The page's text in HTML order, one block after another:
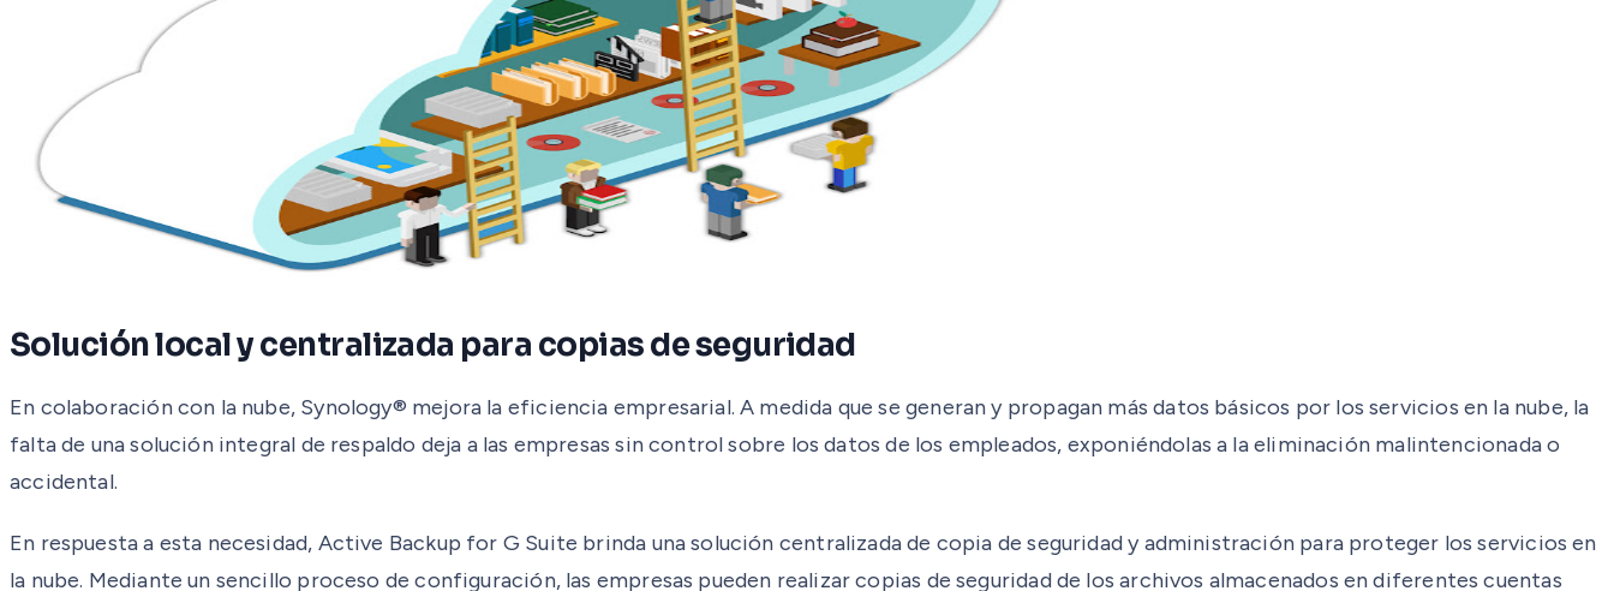
Solución local y centralizada para copias de seguridad
En colaboración con la nube, Synology® mejora la eficiencia empresarial. A medida que se generan y propagan más datos básicos por los servicios en la nube, la
falta de una solución integral de respaldo deja a las empresas sin control sobre los datos de los empleados, exponiéndolas a la eliminación malintencionada o
accidental.
En respuesta a esta necesidad, Active Backup for G Suite brinda una solución centralizada de copia de seguridad y administración para proteger los servicios en
la nube. Mediante un sencillo proceso de configuración, las empresas pueden realizar copias de seguridad de los archivos almacenados en diferentes cuentas